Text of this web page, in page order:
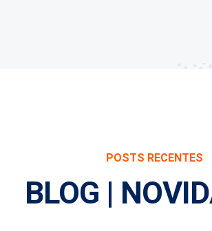
POSTS RECENTES
BLOG |